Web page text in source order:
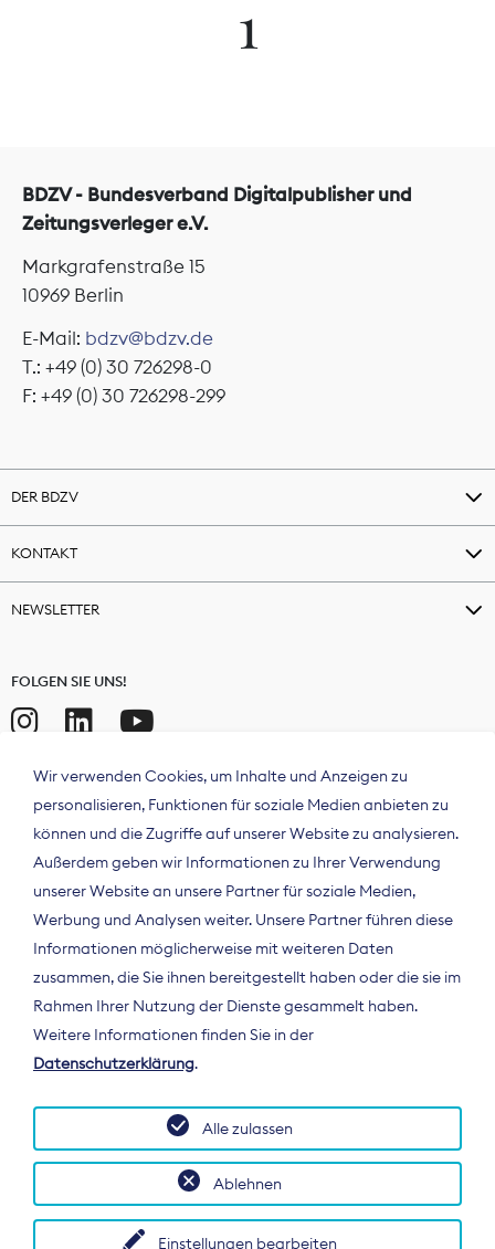
1
BDZV - Bundesverband Digitalpublisher und
Zeitungsverleger e.V.
Markgrafenstraße 15
10969 Berlin
E-Mail: bdzv@bdzv.de
T.: +49 (0) 30 726298-0
F: +49 (0) 30 726298-299
DER BDZV
KONTAKT
NEWSLETTER
FOLGEN SIE UNS!
Der Bundesverband Digitalpublisher und
Zeitungsverleger (BDZV) vertritt als
Spitzenorganisation die Interessen der
Deutschland und auf EU-Ebene.
Wir verwenden Cookies, um Inhalte und Anzeigen zu
personalisieren, Funktionen für soziale Medien anbieten zu
können und die Zugriffe auf unserer Website zu analysieren.
Außerdem geben wir Informationen zu Ihrer Verwendung
unserer Website an unsere Partner für soziale Medien,
Werbung und Analysen weiter. Unsere Partner führen diese
Informationen möglicherweise mit weiteren Daten
zusammen, die Sie ihnen bereitgestellt haben oder die sie im
Rahmen Ihrer Nutzung der Dienste gesammelt haben.
Weitere Informationen finden Sie in der
Datenschutzerklärung.
Einstellungen bearbeiten
Ablehnen
Alle zulassen